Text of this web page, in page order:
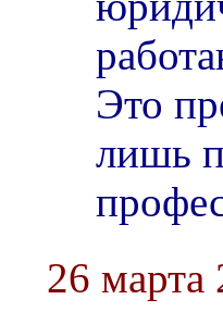
Это
лишь
26 марта